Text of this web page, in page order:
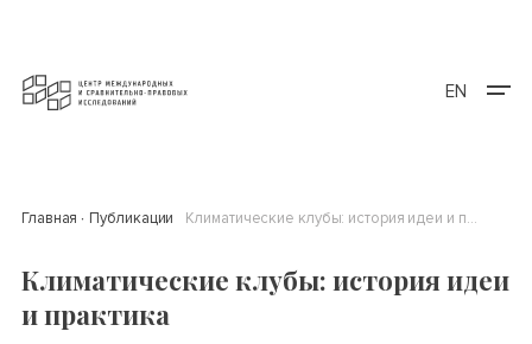
EN
Главная Публикации Климатические клубы: история идеи и практика
Климатические клубы: история идеи
и практика